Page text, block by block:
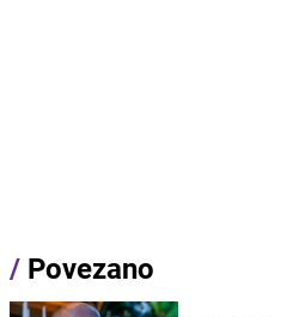
/ Povezano